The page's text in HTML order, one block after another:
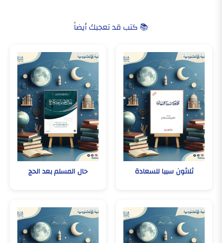
📚 كتب قد تعجبك أيضاً
ثلاثون سببا للسعادة حال المسلم بعد الحج